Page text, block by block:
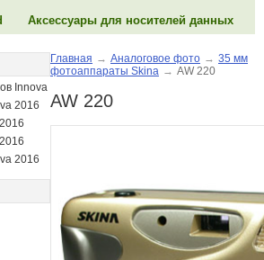
Аксессуары для носителей данных
Innova
2016
2016
Главная → Аналоговое фото → 35 мм
фотоаппараты Skina → AW 220
AW 220